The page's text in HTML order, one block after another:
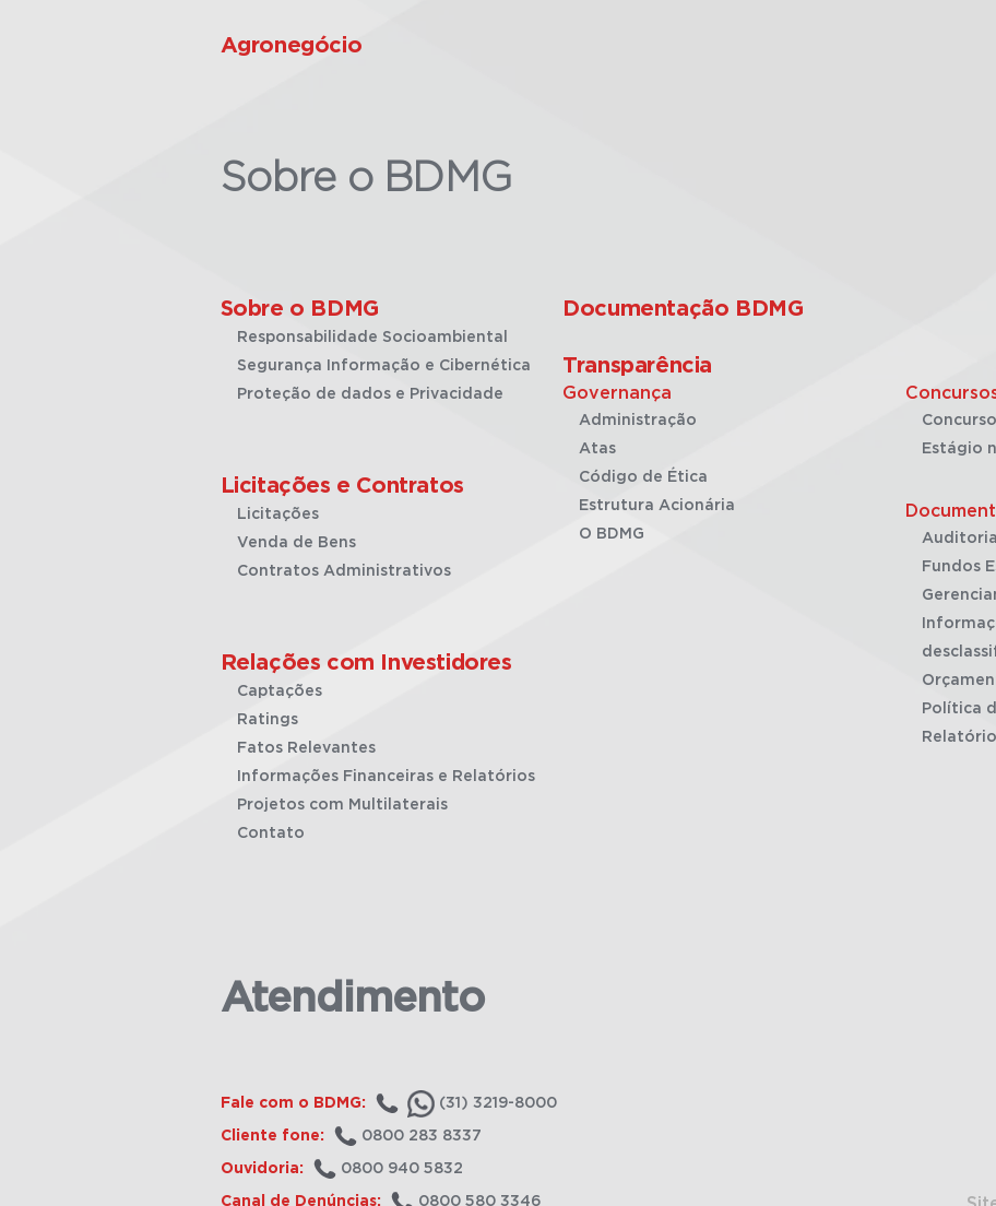
Agronegócio
Sobre o BDMG
Sobre o BDMG
Responsabilidade Socioambiental
Segurança Informação e Cibernética
Proteção de dados e Privacidade
Licitações e Contratos
Licitações
Venda de Bens
Contratos Administrativos
Relações com Investidores
Captações
Ratings
Fatos Relevantes
Informações Financeiras e Relatórios
Projetos com Multilaterais
Contato
Documentação BDMG
Transparência
Governança
Administração
Atas
Código de Ética
Estrutura Acionária
O BDMG
Estágio
Auditoria
Fundos
Política
Atendimento
Fale com o BDMG: (31) 3219-8000
Cliente fone: 0800 283 8337
Ouvidoria: 0800 940 5832
Canal de Denúncias: 0800 580 3346